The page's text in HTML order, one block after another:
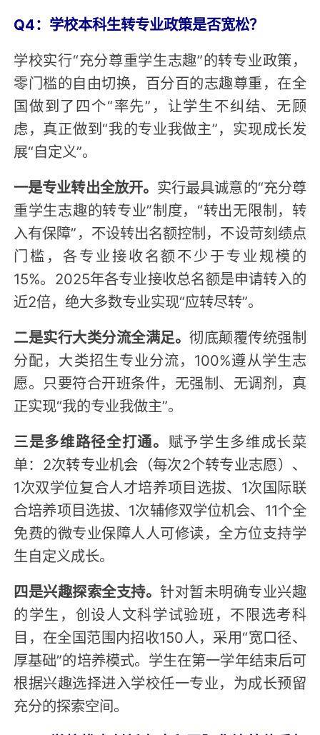
Q4：学校本科生转专业政策是否宽松？
学校实行“充分尊重学生志趣”的转专业政策，
零门槛的自由切换，百分百的志趣尊重，在全
国做到了四个“率先”，让学生不纠结、无顾
虑，真正做到“我的专业我做主”，实现成长发
展“自定义”。
一是专业转出全放开。 实行最具诚意的“充分尊
重学生志趣的转专业”制度，“转出无限制，转
入有保障”，不设转出名额控制，不设苛刻绩点
门槛，各专业接收名额不少于专业规模的
15%。2025年各专业接收总名额是申请转入的
近2倍，绝大多数专业实现“应转尽转”。
二是实行大类分流全满足。彻底颠覆传统强制
分配，大类招生专业分流，100%遵从学生志
愿。只要符合开班条件，无强制、无调剂，真
正实现“我的专业我做主”。
三是多维路径全打通。 赋予学生多维成长菜
单：2次转专业机会（每次2个转专业志愿）、
1次双学位复合人才培养项目选拔、1次国际联
合培养项目选拔、1次辅修双学位机会、11个全
免费的微专业保障人人可修读，全方位支持学
生自定义成长。
四是兴趣探索全支持。针对暂未明确专业兴趣
的学生，创设人文科学试验班，不限选考科
目，在全国范围内招收150人，采用“宽口径、
厚基础”的培养模式。学生在第一学年结束后可
根据兴趣选择进入学校任一专业，为成长预留
充分的探索空间。